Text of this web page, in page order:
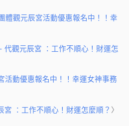
團體觀元辰宮活動優惠報名中！！幸
代觀元辰宮 ：工作不順心！財運怎
活動優惠報名中！！幸運女神事務
宮 ：工作不順心！財運怎麼順？ 〉